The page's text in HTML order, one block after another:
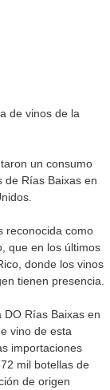
de vinos de la
un consumo
de Rías Baixas en
reconocida como
que en los últimos
donde los vinos
tienen presencia.
Rías Baixas en
vino de esta
importaciones
mil botellas de
de origen